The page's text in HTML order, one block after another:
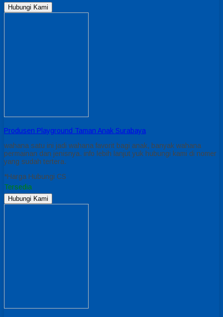
Hubungi Kami
Produsen Playground Taman Anak Surabaya
wahana satu ini jadi wahana favorit bagi anak, banyak wahana
permainan dan jenisnya. info lebih lanjut yuk hubungi kami di nomer
yang sudah tertera.
*Harga Hubungi CS
Tersedia
Hubungi Kami